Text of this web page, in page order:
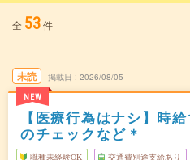
全 53件
未読
NEW
掲載日 2026/08/05
【医療行為はナシ】時
のチェックなど＊
職種未経験OK 交通費別途支給あり